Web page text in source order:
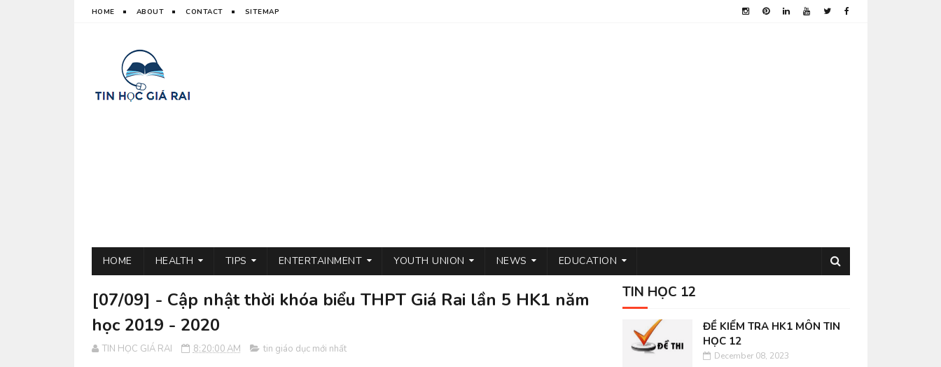
HOME ABOUT CONTACT SITEMAP
HOME HEALTH TIPS ENTERTAINMENT YOUTH UNION NEWS EDUCATION
[07/09] - Cập nhật thời khóa biểu THPT Giá Rai lần 5 HK1 năm
học 2019 - 2020
TIN HỌC GIÁ RAI 8:20:00 AM tin giáo dục mới nhất
TIN HỌC 12
ĐỀ KIỂM TRA HK1 MÔN TIN
HỌC 12
December 08, 2023